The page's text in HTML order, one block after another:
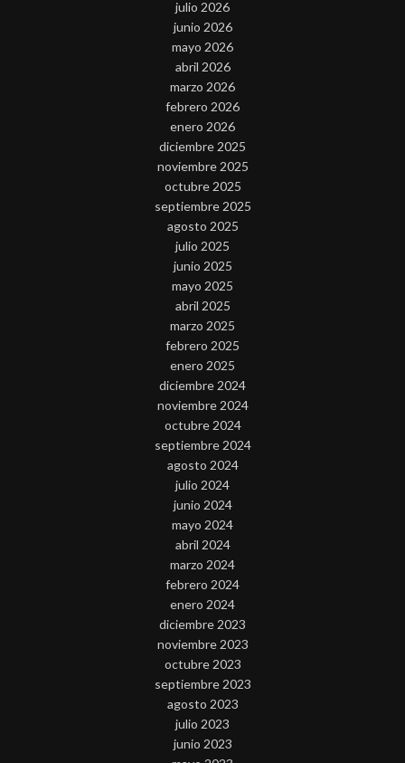
julio 2026
junio 2026
mayo 2026
abril 2026
marzo 2026
febrero 2026
enero 2026
diciembre 2025
noviembre 2025
octubre 2025
septiembre 2025
agosto 2025
julio 2025
junio 2025
mayo 2025
abril 2025
marzo 2025
febrero 2025
enero 2025
diciembre 2024
noviembre 2024
octubre 2024
septiembre 2024
agosto 2024
julio 2024
junio 2024
mayo 2024
abril 2024
marzo 2024
febrero 2024
enero 2024
diciembre 2023
noviembre 2023
octubre 2023
septiembre 2023
agosto 2023
julio 2023
junio 2023